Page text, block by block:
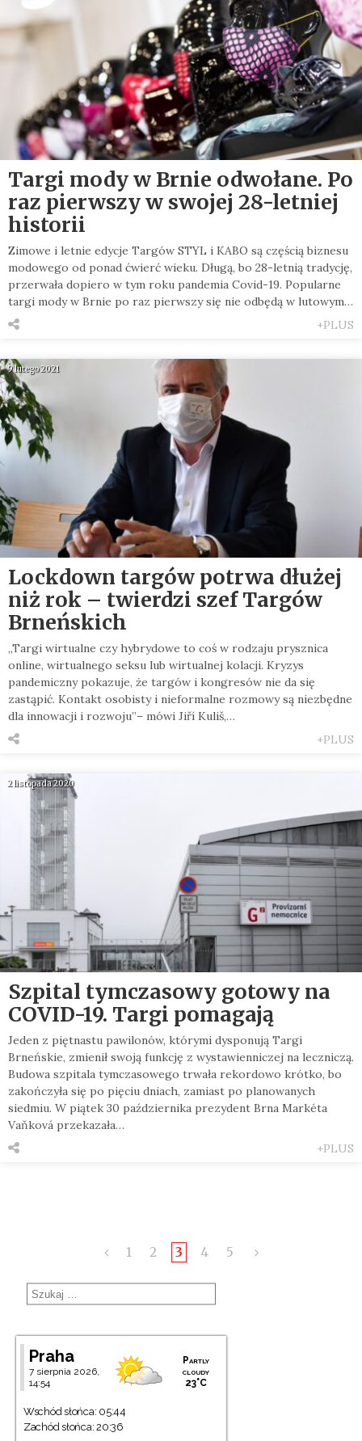
Targi mody w Brnie odwołane. Po
raz pierwszy w swojej 28-letniej
historii
Zimowe i letnie edycje Targów STYL i KABO są częścią biznesu
modowego od ponad ćwierć wieku. Długą, bo 28-letnią tradycję,
przerwała dopiero w tym roku pandemia Covid-19. Popularne
targi mody w Brnie po raz pierwszy się nie odbędą w lutowym…
+PLUS
9 lutego 2021
Lockdown targów potrwa dłużej
niż rok – twierdzi szef Targów
Brneńskich
„Targi wirtualne czy hybrydowe to coś w rodzaju prysznica
online, wirtualnego seksu lub wirtualnej kolacji. Kryzys
pandemiczny pokazuje, że targów i kongresów nie da się
zastąpić. Kontakt osobisty i nieformalne rozmowy są niezbędne
dla innowacji i rozwoju”– mówi Jiří Kuliš,…
+PLUS
2 listopada 2020
Szpital tymczasowy gotowy na
COVID-19. Targi pomagają
Jeden z piętnastu pawilonów, którymi dysponują Targi
Brneńskie, zmienił swoją funkcję z wystawienniczej na leczniczą.
Budowa szpitala tymczasowego trwała rekordowo krótko, bo
zakończyła się po pięciu dniach, zamiast po planowanych
siedmiu. W piątek 30 października prezydent Brna Markéta
Vaňková przekazała…
+PLUS
1 2 3 4 5
Praha
7 sierpnia 2026,
14:54
Partly
cloudy
23°C
Wschód słońca: 05:44
Zachód słońca: 20:36